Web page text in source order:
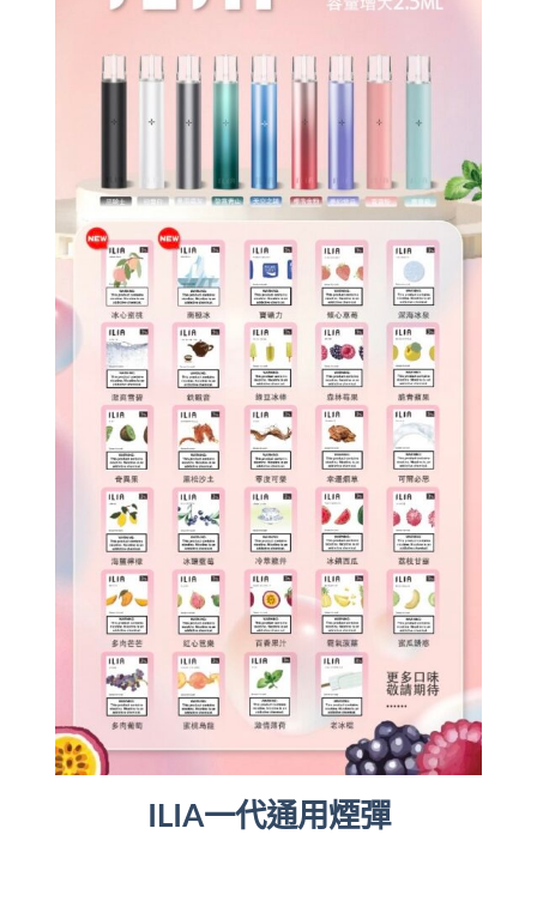
ILIA一代通用煙彈